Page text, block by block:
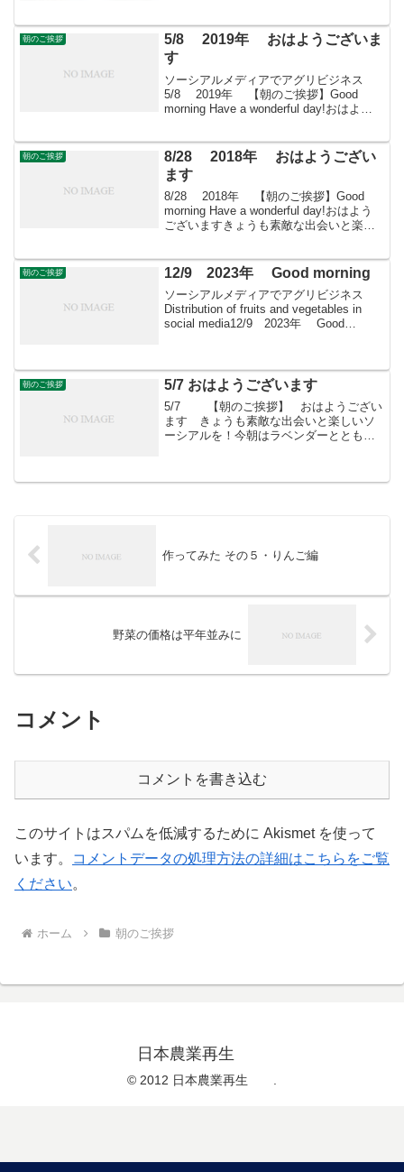
朝のご挨拶
5/8 2019年 おはようございま
す
ソーシアルメディアでアグリビジネス
5/8 2019年 【朝のご挨拶】Good
morning Have a wonderful day!おはよう
とともに・・・＊ な...
朝のご挨拶
8/28 2018年 おはようござい
ます
8/28 2018年 【朝のご挨拶】Good
morning Have a wonderful day!おはよう
ございますきょうも素敵な出会いと楽し
別称。ハナシノブ...
朝のご挨拶 12/9 2023年 Good morning
ソーシアルメディアでアグリビジネス
Distribution of fruits and vegetables in
social media12/9 2023年 Good
朝のご挨拶 5/7 おはようございます
5/7 【朝のご挨拶】 おはようござい
ます きょうも素敵な出会いと楽しいソ
ーシアルを！今朝はラベンダーととも
作ってみた その５・りんご編
野菜の価格は平年並みに
コメント
コメントを書き込む
このサイトはスパムを低減するために Akismet を使って
います。
コメントデータの処理方法の詳細はこちらをご覧
ください。
ホーム 朝のご挨拶
日本農業再生
© 2012 日本農業再生 .